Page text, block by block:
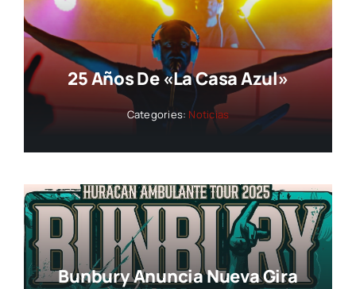
25 Años De «La Casa Azul»
Categories: Noticias
Bunbury Anuncia Nueva Gira